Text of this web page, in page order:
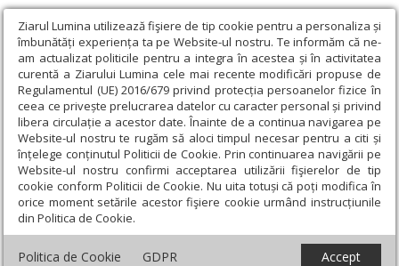
Ziarul Lumina utilizează fişiere de tip cookie pentru a personaliza și
îmbunătăți experiența ta pe Website-ul nostru. Te informăm că ne-
am actualizat politicile pentru a integra în acestea și în activitatea
curentă a Ziarului Lumina cele mai recente modificări propuse de
Regulamentul (UE) 2016/679 privind protecția persoanelor fizice în
ceea ce privește prelucrarea datelor cu caracter personal și privind
libera circulație a acestor date. Înainte de a continua navigarea pe
Website-ul nostru te rugăm să aloci timpul necesar pentru a citi și
înțelege conținutul Politicii de Cookie. Prin continuarea navigării pe
Website-ul nostru confirmi acceptarea utilizării fişierelor de tip
cookie conform Politicii de Cookie. Nu uita totuși că poți modifica în
orice moment setările acestor fişiere cookie urmând instrucțiunile
din Politica de Cookie.
Politica de Cookie GDPR Accept
Ziarul Lumina › Societate › Psihologie › Nevoia de Dumnezeu:
semnificații, relații, apropiere
Nevoia de Dumnezeu: semnificații, relații,
apropiere